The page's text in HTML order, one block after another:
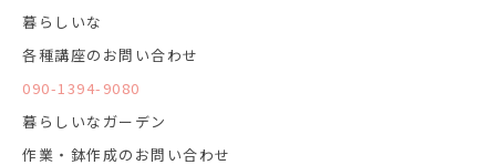
暮らしいな
各種講座のお問い合わせ
090-1394-9080
暮らしいなガーデン
作業・鉢作成のお問い合わせ